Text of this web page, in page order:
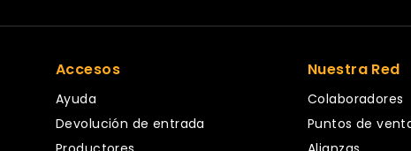
Accesos
Ayuda
Devolución de entrada
Nuestra Red
Colaboradores
Puntos de